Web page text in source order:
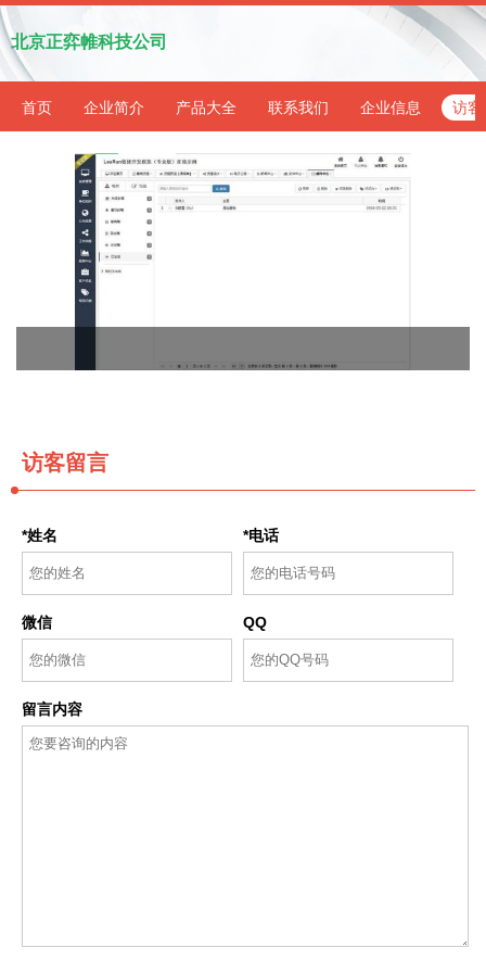
北京正弈帷科技公司
首页 企业简介 产品大全 联系我们 企业信息 访客
访客留言
*姓名 *电话
微信 QQ
留言内容